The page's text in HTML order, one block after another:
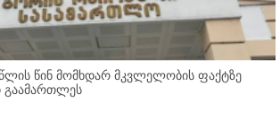
წინ მომხდარ მკვლელობის ფაქტზე